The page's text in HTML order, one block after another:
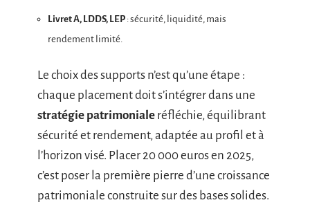
Livret A, LDDS, LEP : sécurité, liquidité, mais
rendement limité.
Le choix des supports n’est qu’une étape :
chaque placement doit s’intégrer dans une
stratégie patrimoniale réfléchie, équilibrant
sécurité et rendement, adaptée au profil et à
l’horizon visé. Placer 20 000 euros en 2025,
c’est poser la première pierre d’une croissance
patrimoniale construite sur des bases solides.